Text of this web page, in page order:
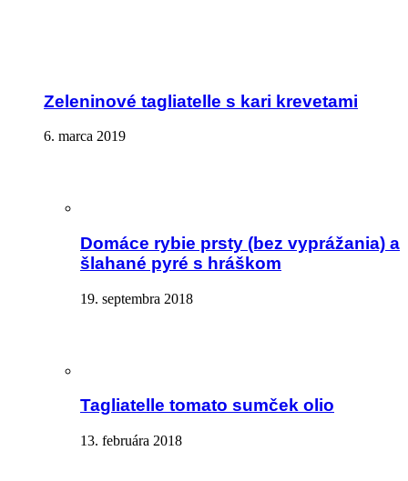
Zeleninové tagliatelle s kari krevetami
6. marca 2019
Domáce rybie prsty (bez vyprážania) a
šlahané pyré s hráškom
19. septembra 2018
Tagliatelle tomato sumček olio
13. februára 2018